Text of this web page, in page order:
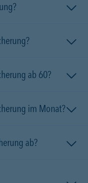
ab 60?
im Monat?
ab?